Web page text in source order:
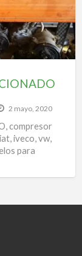
2 mayo, 2020
compresor
iveco, vw,
para